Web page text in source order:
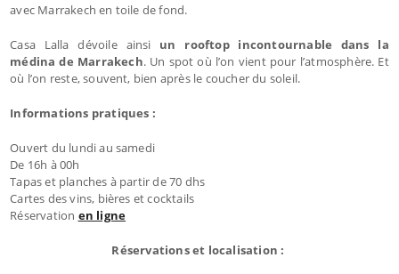
avec Marrakech en toile de fond.
Casa Lalla dévoile ainsi un rooftop incontournable dans la
médina de Marrakech. Un spot où l’on vient pour l’atmosphère. Et
où l’on reste, souvent, bien après le coucher du soleil.
Informations pratiques :
Ouvert du lundi au samedi
De 16h à 00h
Tapas et planches à partir de 70 dhs
Cartes des vins, bières et cocktails
Réservation en ligne
Réservations et localisation :